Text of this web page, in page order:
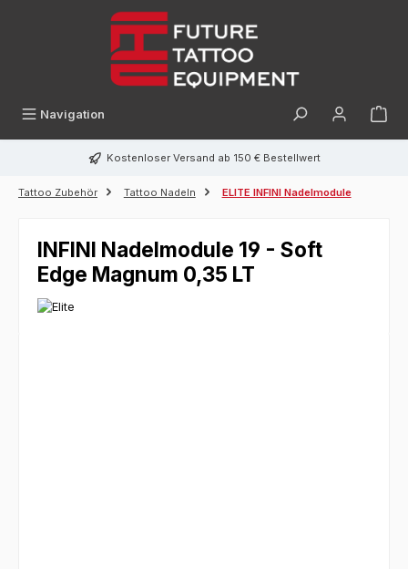
Navigation
Kostenloser Versand ab 150 € Bestellwert
Tattoo Zubehör Tattoo Nadeln ELITE INFINI Nadelmodule
INFINI Nadelmodule 19 - Soft
Edge Magnum 0,35 LT